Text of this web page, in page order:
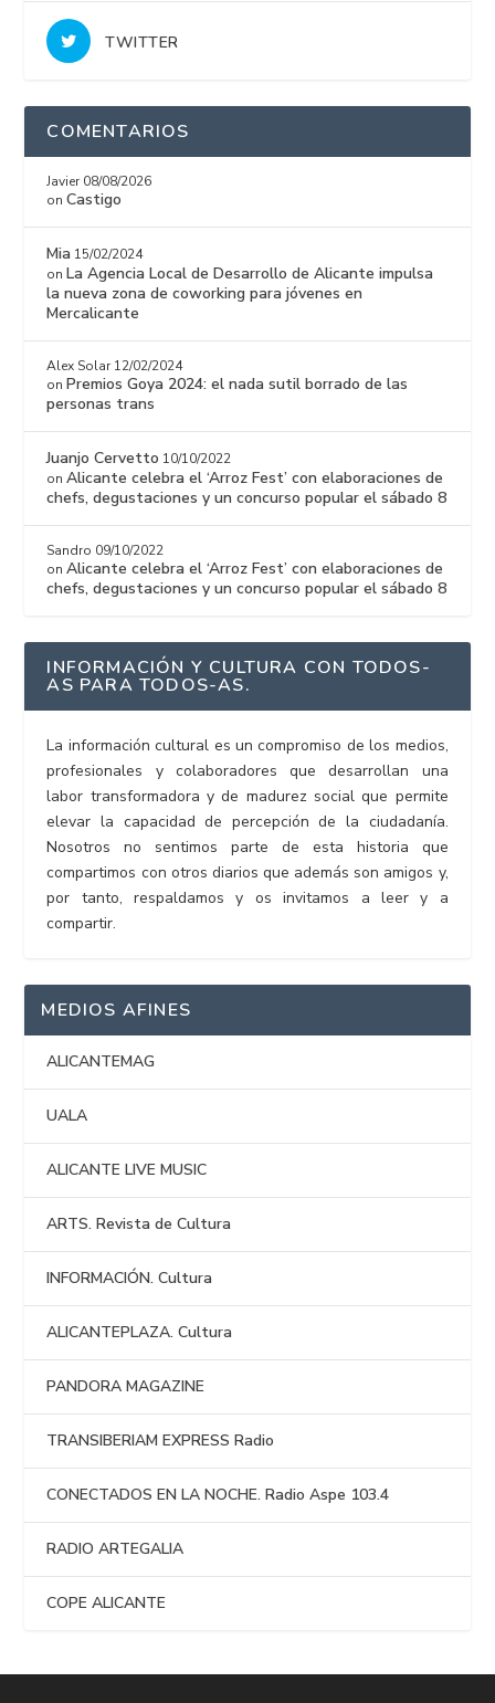
TWITTER
COMENTARIOS
Javier 08/08/2026
onCastigo
Mia 15/02/2024
on La Agencia Local de Desarrollo de Alicante impulsa
la nueva zona de coworking para jóvenes en
Mercalicante
Alex Solar 12/02/2024
on Premios Goya 2024: el nada sutil borrado de las
personas trans
Juanjo Cervetto 10/10/2022
onAlicante celebra el ‘Arroz Fest’ con elaboraciones de
chefs, degustaciones y un concurso popular el sábado 8
Sandro 09/10/2022
onAlicante celebra el ‘Arroz Fest’ con elaboraciones de
chefs, degustaciones y un concurso popular el sábado 8
INFORMACIÓN Y CULTURA CON TODOS-
AS PARA TODOS-AS.
La información cultural es un compromiso de los medios,
profesionales y colaboradores que desarrollan una
labor transformadora y de madurez social que permite
elevar la capacidad de percepción de la ciudadanía.
Nosotros no sentimos parte de esta historia que
compartimos con otros diarios que además son amigos y,
por tanto, respaldamos y os invitamos a leer y a
compartir.
MEDIOS AFINES
ALICANTEMAG
UALA
ALICANTE LIVE MUSIC
ARTS. Revista de Cultura
INFORMACIÓN. Cultura
ALICANTEPLAZA. Cultura
PANDORA MAGAZINE
TRANSIBERIAM EXPRESS Radio
CONECTADOS EN LA NOCHE. Radio Aspe 103.4
RADIO ARTEGALIA
COPE ALICANTE